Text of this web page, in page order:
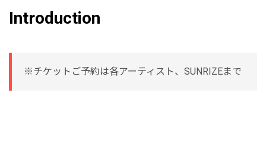
Introduction
※チケットご予約は各アーティスト、SUNRIZEまで